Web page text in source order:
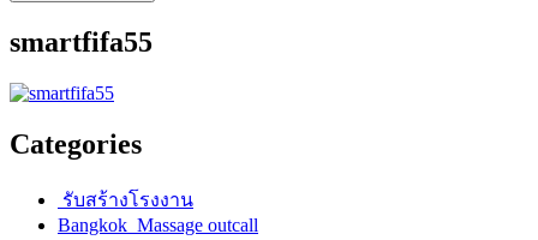
smartfifa55
Categories
รับสร้างโรงงาน
Bangkok Massage outcall